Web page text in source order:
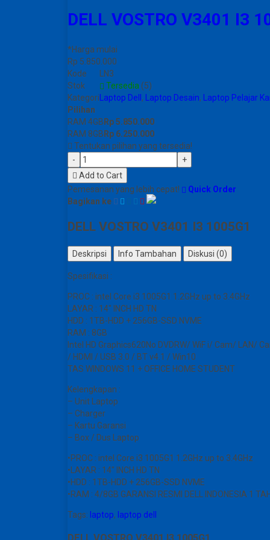
DELL VOSTRO V3401 I3
*Harga mulai
Rp 5.850.000
Kode
LN3
Stok
Tersedia (5)
KategoriLaptop Dell, Laptop Desain, Laptop Pelajar
Pilihan
RAM 4GBRp 5.850.000
RAM 8GBRp 6.250.000
Tentukan pilihan yang tersedia!
-
+
Add to Cart
Pemesanan yang lebih cepat!
Quick Order
Bagikan ke
DELL VOSTRO V3401 I3 1005G1
Deskripsi Info Tambahan Diskusi (0)
Spesifikasi :
PROC : intel Core i3 1005G1 1.2GHz up to 3.4GHz
LAYAR : 14″ INCH HD TN
HDD : 1TB-HDD + 256GB-SSD NVME
RAM : 8GB
Intel HD Graphics620No DVDRW/ WiF i/ Cam/ LAN/
/ HDMI / USB 3.0 / BT v4.1 / Win10
TAS WINDOWS 11 + OFFICE HOME STUDENT
Kelengkapan :
– Unit Laptop
– Charger
– Kartu Garansi
– Box / Dus Laptop
•PROC : intel Core i3 1005G1 1.2GHz up to 3.4GHz
•LAYAR : 14″ INCH HD TN
•HDD : 1TB-HDD + 256GB-SSD NVME
•RAM : 4/8GB GARANSI RESMI DELL INDONESIA 1
Tags: laptop, laptop dell